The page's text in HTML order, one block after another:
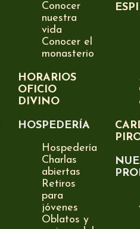
Conocer
nuestra
vida
Conocer el
monasterio
HORARIOS
OFICIO
DIVINO
HOSPEDERÍA
Hospedería
Charlas
abiertas
Retiros
para
jóvenes
Oblatos y